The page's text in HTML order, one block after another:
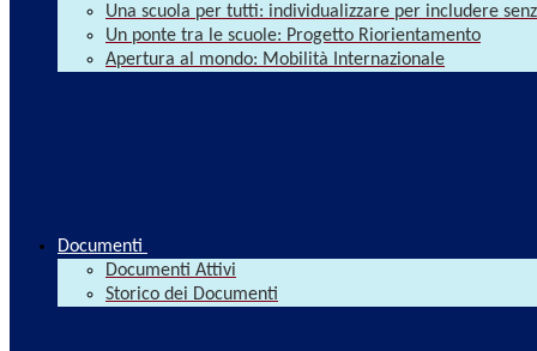
Una scuola per tutti: individualizzare per includere
Un ponte tra le scuole: Progetto Riorientamento
Apertura al mondo: Mobilità Internazionale
Documenti
Documenti Attivi
Storico dei Documenti